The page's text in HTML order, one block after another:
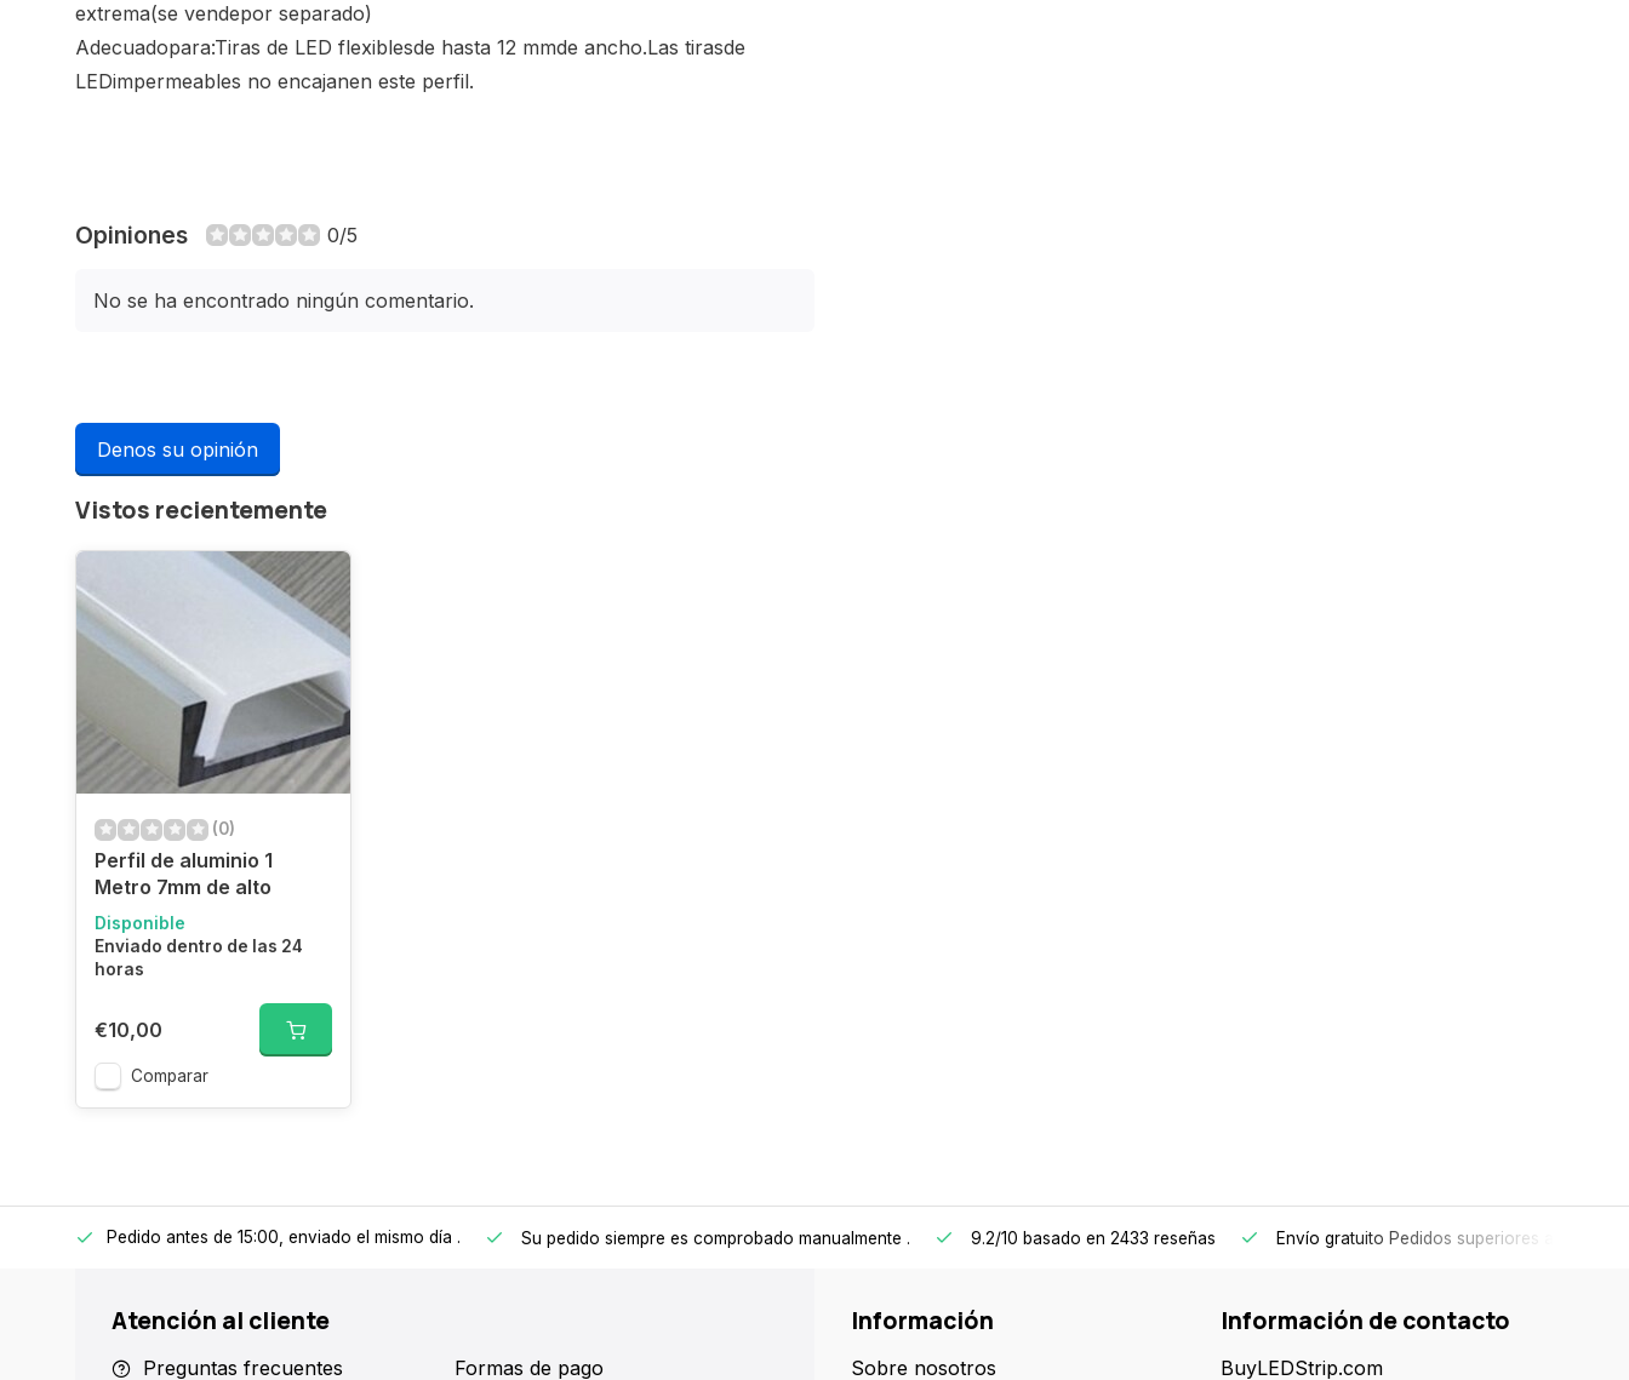
extrema(se vendepor separado)
Adecuadopara:Tiras de LED flexiblesde hasta 12 mmde ancho.Las tirasde
LEDimpermeables no encajanen este perfil.
Opiniones 0/5
No se ha encontrado ningún comentario.
Denos su opinión
Vistos recientemente
(0)
Perfil de aluminio 1
Metro 7mm de alto
Disponible
Enviado dentro de las 24
horas
€10,00
Comparar
Pedido antes de 15:00, enviado el mismo día . Su pedido siempre es comprobado manualmente . 9.2/10 basado en 2433 reseñas Envío gratuito Pedidos superiores a 150€
Atención al cliente
Preguntas frecuentes Formas de pago
Información
Sobre nosotros
Información de contacto
BuyLEDStrip.com